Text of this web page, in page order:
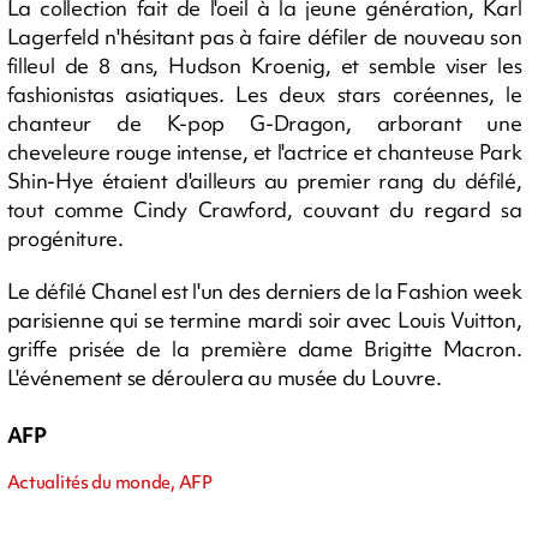
La collection fait de l'oeil à la jeune génération, Karl
Lagerfeld n'hésitant pas à faire défiler de nouveau son
filleul de 8 ans, Hudson Kroenig, et semble viser les
fashionistas asiatiques. Les deux stars coréennes, le
chanteur de K-pop G-Dragon, arborant une
cheveleure rouge intense, et l'actrice et chanteuse Park
Shin-Hye étaient d'ailleurs au premier rang du défilé,
tout comme Cindy Crawford, couvant du regard sa
progéniture.
Le défilé Chanel est l'un des derniers de la Fashion week
parisienne qui se termine mardi soir avec Louis Vuitton,
griffe prisée de la première dame Brigitte Macron.
L'événement se déroulera au musée du Louvre.
AFP
Actualités du monde, AFP